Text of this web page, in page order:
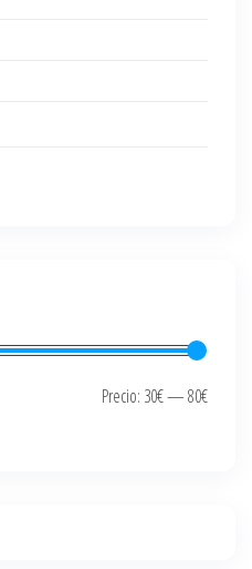
Precio
Precio
Precio: 30€—80€